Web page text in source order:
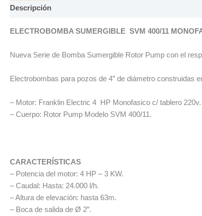
Descripción
ELECTROBOMBA SUMERGIBLE SVM 400/11
Nueva Serie de Bomba Sumergible Rotor Pump con el
Electrobombas para pozos de 4” de diámetro construidas
– Motor: Franklin Electric 4 HP Monofasico c/ tablero 220v.
– Cuerpo: Rotor Pump Modelo SVM 400/11.
CARACTERÍSTICAS
– Potencia del motor: 4 HP – 3 KW.
– Caudal: Hasta: 24.000 l/h.
– Altura de elevación: hasta 63m.
– Boca de salida de Ø 2”.